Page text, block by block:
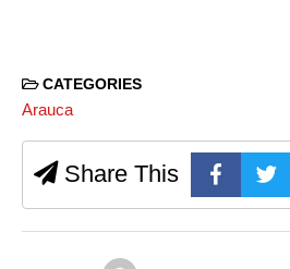
CATEGORIES
Arauca
Share This